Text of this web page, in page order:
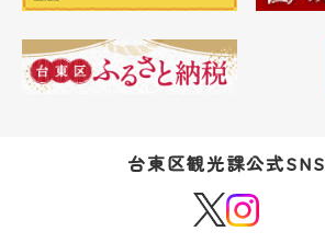
台東区観光課公式SNS